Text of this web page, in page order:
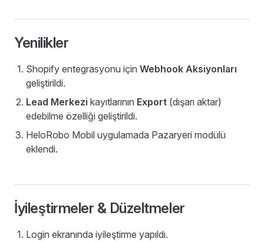
Yenilikler
Shopify entegrasyonu için Webhook Aksiyonları
geliştirildi.
Lead Merkezi kayıtlarının Export (dışarı aktar)
edebilme özelliği geliştirildi.
HeloRobo Mobil uygulamada Pazaryeri modülü
eklendi.
İyileştirmeler & Düzeltmeler
Login ekranında iyileştirme yapıldı.